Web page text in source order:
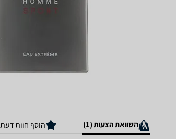
השוואת הצעות (1) הוסף חוות דעת